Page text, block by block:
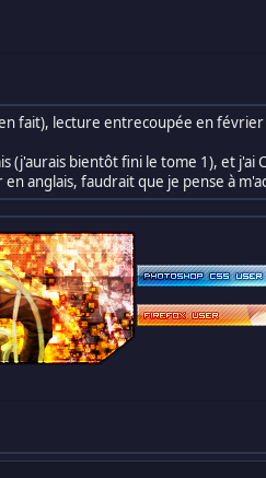
fait), lecture entrecoupée en
(j'aurais bientôt fini le tome 1), et
anglais, faudrait que je pense à